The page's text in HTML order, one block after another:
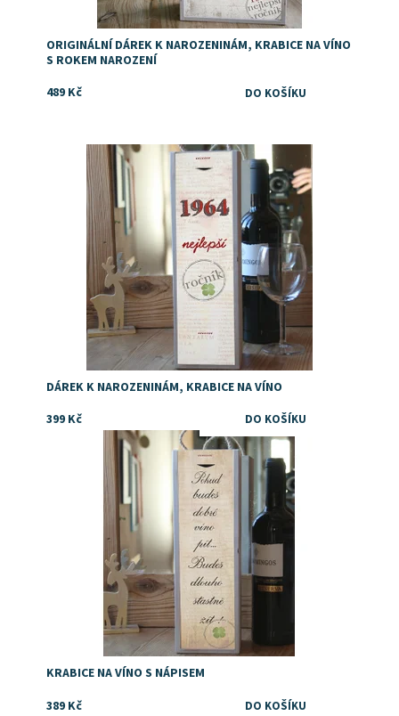
ORIGINÁLNÍ DÁREK K NAROZENINÁM, KRABICE NA VÍNO
S ROKEM NAROZENÍ
489 Kč
Dostupnost: Skladem
DÁREK K NAROZENINÁM, KRABICE NA VÍNO
399 Kč
Dostupnost:
Skladem
KRABICE NA VÍNO S NÁPISEM
389 Kč